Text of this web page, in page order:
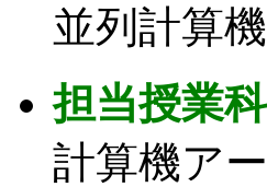
並列計算
担当授業
計算機ア